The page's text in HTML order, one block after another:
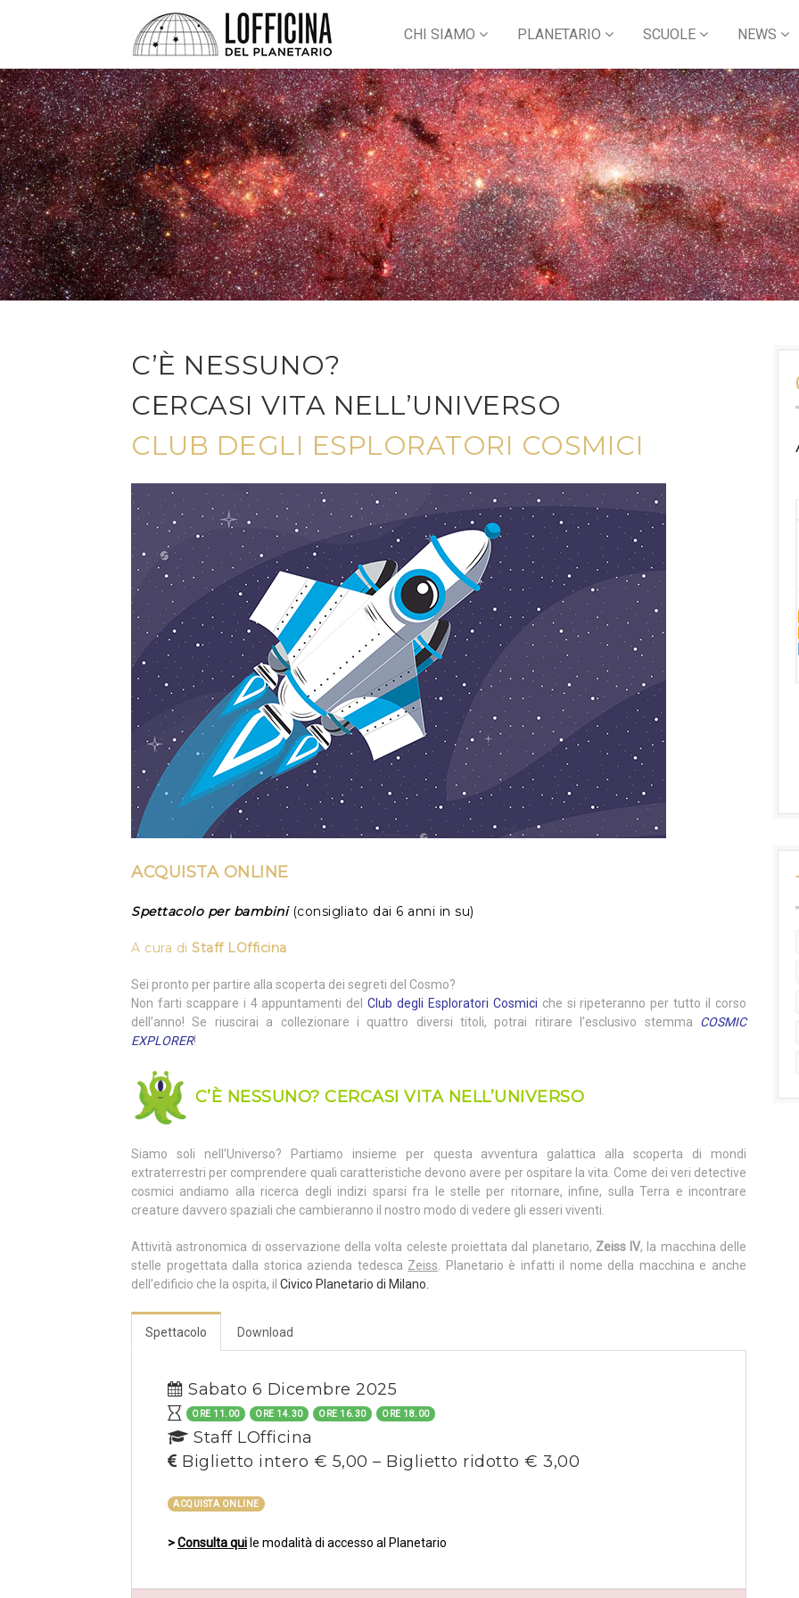
CHI SIAMO PLANETARIO SCUOLE NEWS
C’È NESSUNO?
CERCASI VITA NELL’UNIVERSO
CLUB DEGLI ESPLORATORI COSMICI
ACQUISTA ONLINE
Spettacolo per bambini (consigliato dai 6 anni in su)
A cura di Staff LOfficina
Sei pronto per partire alla scoperta dei segreti del Cosmo?
Non farti scappare i 4 appuntamenti delClub degli Esploratori Cosmici che si ripeteranno per tutto il corso
dell’anno! Se riuscirai a collezionare i quattro diversi titoli, potrai ritirare l’esclusivo stemma COSMIC
EXPLORER!
C’È NESSUNO? CERCASI VITA NELL’UNIVERSO
Siamo soli nell’Universo? Partiamo insieme per questa avventura galattica alla scoperta di mondi
extraterrestri per comprendere quali caratteristiche devono avere per ospitare la vita. Come dei veri detective
cosmici andiamo alla ricerca degli indizi sparsi fra le stelle per ritornare, infine, sulla Terra e incontrare
creature davvero spaziali che cambieranno il nostro modo di vedere gli esseri viventi.
Attività astronomica di osservazione della volta celeste proiettata dal planetario, Zeiss IV, la macchina delle
stelle progettata dalla storica azienda tedesca Zeiss . Planetario è infatti il nome della macchina e anche
dell’edificio che la ospita, il Civico Planetario di Milano.
Spettacolo Download
Sabato 6 Dicembre 2025
ORE 11.00 ORE 14.30 ORE 16.30 ORE 18.00
Staff LOfficina
Biglietto intero € 5,00 – Biglietto ridotto € 3,00
ACQUISTA ONLINE
>Consulta qui le modalità di accesso al Planetario